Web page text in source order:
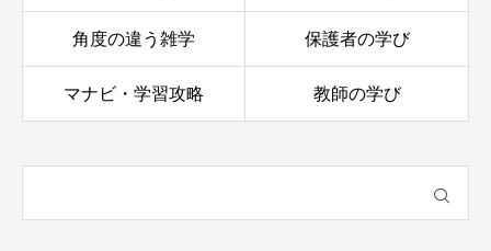
角度の違う雑学 保護者の学び
マナビ・学習攻略 教師の学び